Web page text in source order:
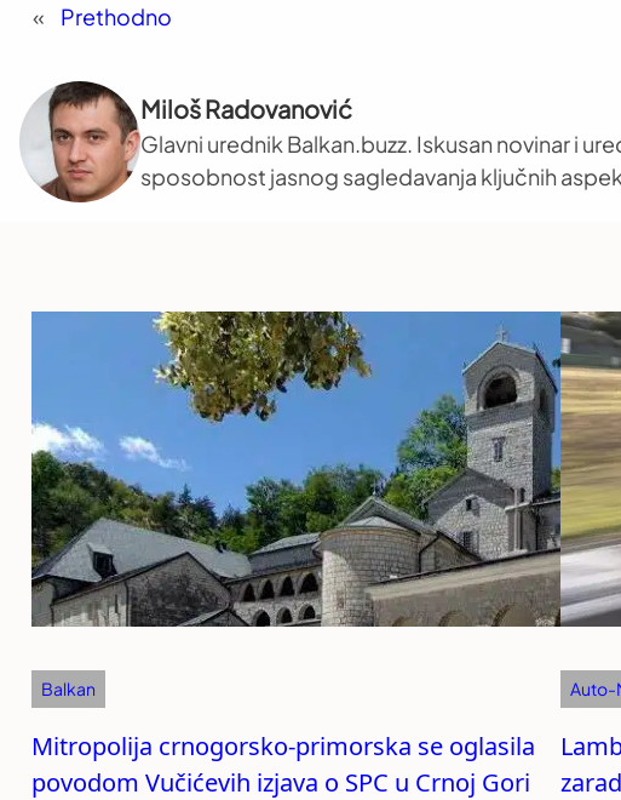
« Prethodno
Miloš Radovanović
Glavni urednik Balkan.buzz. Iskusan novinar i
sposobnost jasnog sagledavanja ključnih
Balkan
Mitropolija crnogorsko-primorska se oglasila
povodom Vučićevih izjava o SPC u Crnoj Gori
Auto-